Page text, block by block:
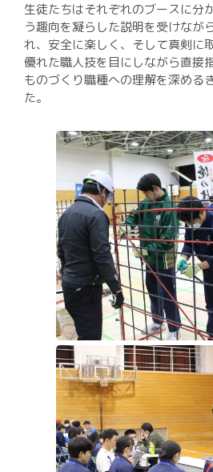
生徒たちはそれぞれのブースに分
う趣向を凝らした説明を受けなが
れ、安全に楽しく、そして真剣に
優れた職人技を目にしながら直接
ものづくり職種への理解を深める
た。